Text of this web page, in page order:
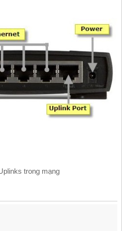
trong mạng